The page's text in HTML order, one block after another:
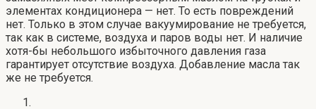
элементах кондиционера — нет. То есть повреждений
нет. Только в этом случае вакуумирование не требуется,
так как в системе, воздуха и паров воды нет. И наличие
хотя-бы небольшого избыточного давления газа
гарантирует отсутствие воздуха. Добавление масла так
же не требуется.